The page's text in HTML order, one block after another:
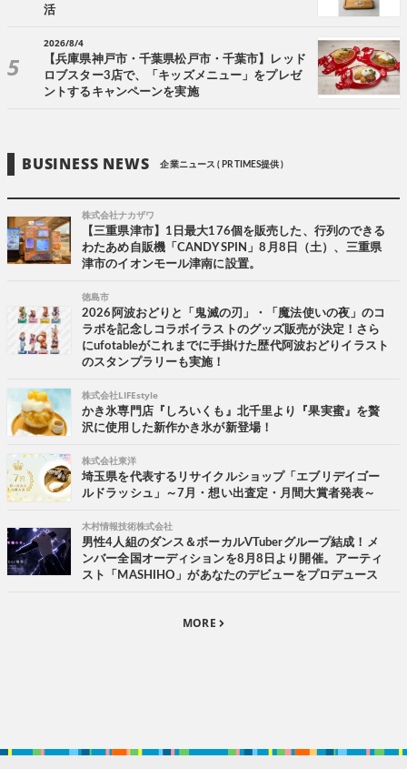
活
2026/8/4
【兵庫県神戸市・千葉県松戸市・千葉市】レッド
ロブスター3店で、「キッズメニュー」をプレゼ
ントするキャンペーンを実施
BUSINESS NEWS 企業ニュース ( PR TIMES提供 )
株式会社ナカザワ
【三重県津市】1日最大176個を販売した、行列のできる
わたあめ自販機「CANDY SPIN」8月8日（土）、三重県
津市のイオンモール津南に設置。
徳島市
2026阿波おどりと「鬼滅の刃」・「魔法使いの夜」のコ
ラボを記念しコラボイラストのグッズ販売が決定！さら
にufotableがこれまでに手掛けた歴代阿波おどりイラスト
のスタンプラリーも実施！
株式会社LIFEstyle
かき氷専門店『しろいくも』北千里より『果実蜜』を贅
沢に使用した新作かき氷が新登場！
株式会社東洋
埼玉県を代表するリサイクルショップ「エブリデイゴー
ルドラッシュ」～7月・想い出査定・月間大賞者発表～
木村情報技術株式会社
男性4人組のダンス＆ボーカルVTuberグループ結成！メ
ンバー全国オーディションを8月8日より開催。アーティ
スト「MASHIHO」があなたのデビューをプロデュース
MORE